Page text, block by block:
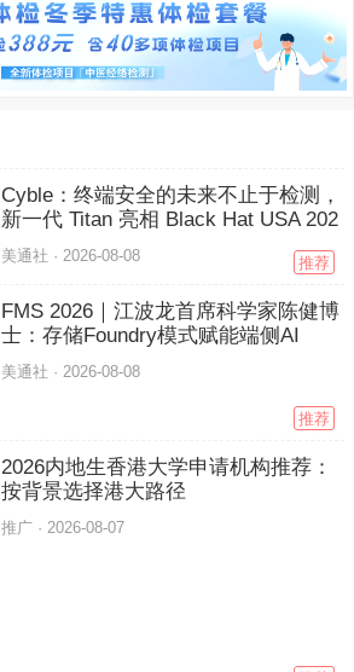
Cyble：终端安全的未来不止于检测，
新一代 Titan 亮相 Black Hat USA 202
6
美通社 ·2026-08-08 推荐
FMS 2026｜江波龙首席科学家陈健博
士：存储Foundry模式赋能端侧AI
美通社 ·2026-08-08
推荐
2026内地生香港大学申请机构推荐：
按背景选择港大路径
推广 ·2026-08-07